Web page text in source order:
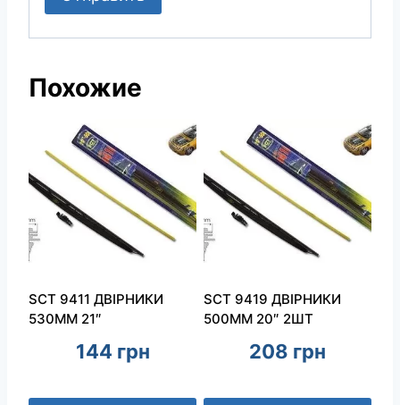
Похожие
SCT 9411 ДВІРНИКИ
530ММ 21″
144 грн
SCT 9419 ДВІРНИКИ
500ММ 20″ 2ШТ
208 грн